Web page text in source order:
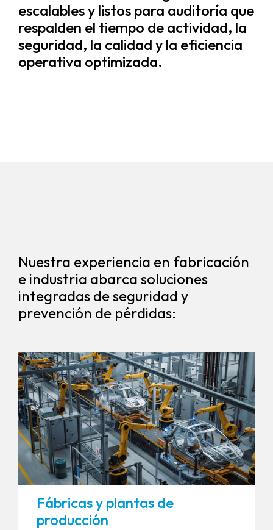
escalables y listos para auditoría que
respalden el tiempo de actividad, la
seguridad, la calidad y la eficiencia
operativa optimizada.
Nuestra experiencia en fabricación
e industria abarca soluciones
integradas de seguridad y
prevención de pérdidas:
Fábricas y plantas de
producción